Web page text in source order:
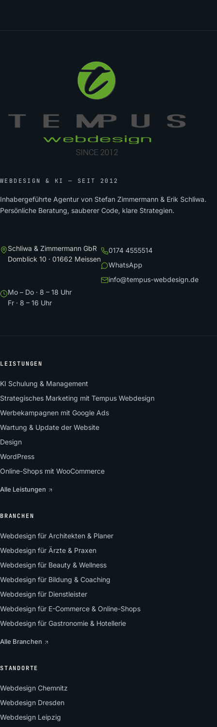
WEBDESIGN & KI — SEIT 2012
Inhabergeführte Agentur von Stefan Zimmermann & Erik Schliwa.
Persönliche Beratung, sauberer Code, klare Strategien.
Schliwa & Zimmermann GbR
Domblick 10 · 01662 Meissen
0174 4555514
WhatsApp
info@tempus-webdesign.de
Mo – Do · 8 – 18 Uhr
Fr · 8 – 16 Uhr
LEISTUNGEN
KI Schulung & Management
Strategisches Marketing mit Tempus Webdesign
Werbekampagnen mit Google Ads
Wartung & Update der Website
Design
WordPress
Online-Shops mit WooCommerce
Alle Leistungen
BRANCHEN
Webdesign für Architekten & Planer
Webdesign für Ärzte & Praxen
Webdesign für Beauty & Wellness
Webdesign für Bildung & Coaching
Webdesign für Dienstleister
Webdesign für E-Commerce & Online-Shops
Webdesign für Gastronomie & Hotellerie
Alle Branchen
STANDORTE
Webdesign Chemnitz
Webdesign Dresden
Webdesign Leipzig